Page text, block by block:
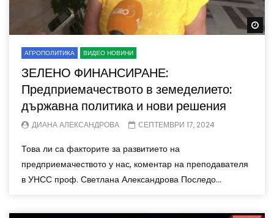
АГРОПОЛИТИКА ВИДЕО НОВИНИ
ЗЕЛЕНО ФИНАНСИРАНЕ:
Предприемачеството в земеделието:
държавна политика и нови решения
ДИАНА АЛЕКСАНДРОВА СЕПТЕМВРИ 17, 2024
Това ли са факторите за развитието на
предприемачеството у нас, коментар на преподавателя
в УНСС проф. Светлана Александрова Последо...